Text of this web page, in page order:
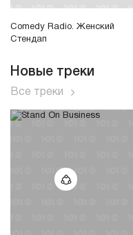
Comedy Radio. Женский
Стендап
Новые треки
Все треки